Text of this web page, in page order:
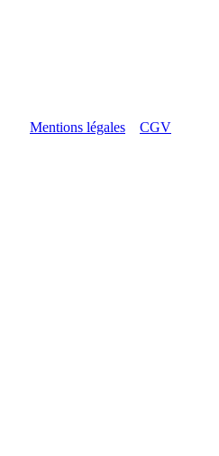
Mentions légales
CGV